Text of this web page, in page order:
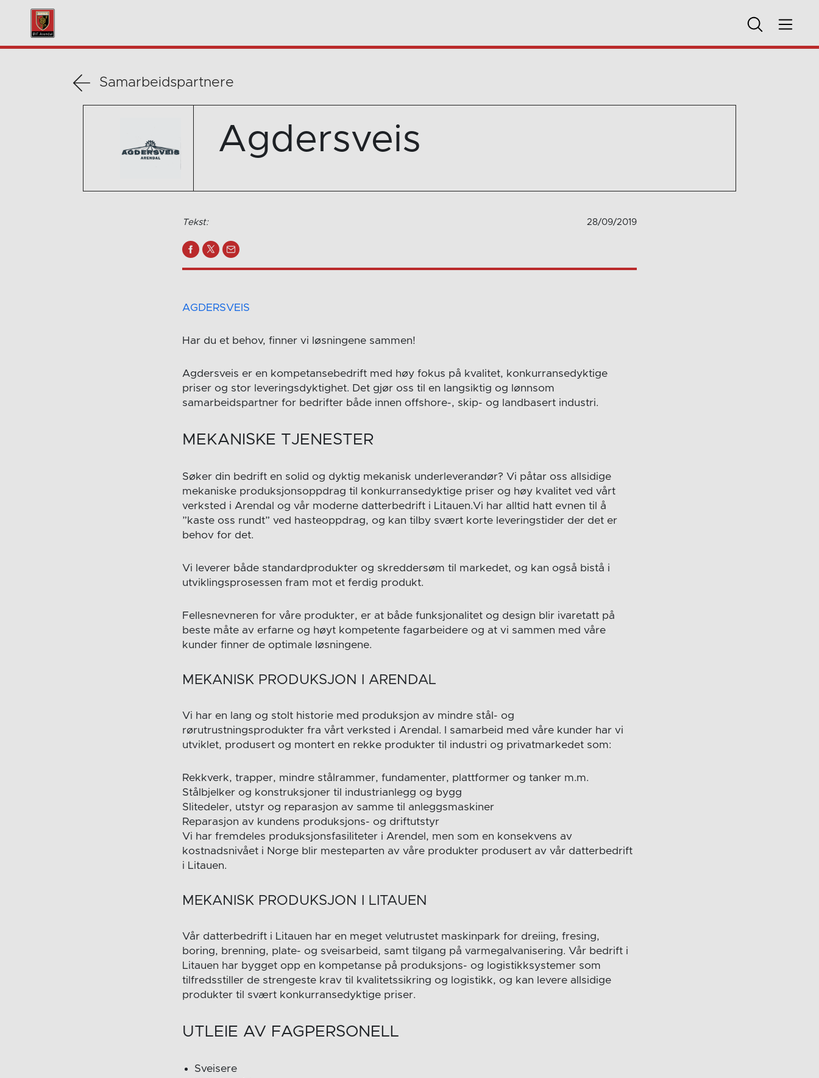
Samarbeidspartnere
Agdersveis
Tekst: 28/09/2019
AGDERSVEIS
Har du et behov, finner vi løsningene sammen!
Agdersveis er en kompetansebedrift med høy fokus på kvalitet, konkurransedyktige
priser og stor leveringsdyktighet. Det gjør oss til en langsiktig og lønnsom
samarbeidspartner for bedrifter både innen offshore-, skip- og landbasert industri.
MEKANISKE TJENESTER
Søker din bedrift en solid og dyktig mekanisk underleverandør? Vi påtar oss allsidige
mekaniske produksjonsoppdrag til konkurransedyktige priser og høy kvalitet ved vårt
verksted i Arendal og vår moderne datterbedrift i Litauen.Vi har alltid hatt evnen til å
”kaste oss rundt” ved hasteoppdrag, og kan tilby svært korte leveringstider der det er
behov for det.
Vi leverer både standardprodukter og skreddersøm til markedet, og kan også bistå i
utviklingsprosessen fram mot et ferdig produkt.
Fellesnevneren for våre produkter, er at både funksjonalitet og design blir ivaretatt på
beste måte av erfarne og høyt kompetente fagarbeidere og at vi sammen med våre
kunder finner de optimale løsningene.
MEKANISK PRODUKSJON I ARENDAL
Vi har en lang og stolt historie med produksjon av mindre stål- og
rørutrustningsprodukter fra vårt verksted i Arendal. I samarbeid med våre kunder har vi
utviklet, produsert og montert en rekke produkter til industri og privatmarkedet som:
Rekkverk, trapper, mindre stålrammer, fundamenter, plattformer og tanker m.m.
Stålbjelker og konstruksjoner til industrianlegg og bygg
Slitedeler, utstyr og reparasjon av samme til anleggsmaskiner
Reparasjon av kundens produksjons- og driftutstyr
Vi har fremdeles produksjonsfasiliteter i Arendel, men som en konsekvens av
kostnadsnivået i Norge blir mesteparten av våre produkter produsert av vår datterbedrift
i Litauen.
MEKANISK PRODUKSJON I LITAUEN
Vår datterbedrift i Litauen har en meget velutrustet maskinpark for dreiing, fresing,
boring, brenning, plate- og sveisarbeid, samt tilgang på varmegalvanisering. Vår bedrift i
Litauen har bygget opp en kompetanse på produksjons- og logistikksystemer som
tilfredsstiller de strengeste krav til kvalitetssikring og logistikk, og kan levere allsidige
produkter til svært konkurransedyktige priser.
UTLEIE AV FAGPERSONELL
Sveisere